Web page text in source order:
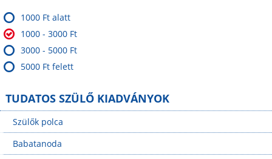
1000 Ft alatt
1000 - 3000 Ft
3000 - 5000 Ft
5000 Ft felett
TUDATOS SZÜLŐ KIADVÁNYOK
Szülők polca
Babatanoda